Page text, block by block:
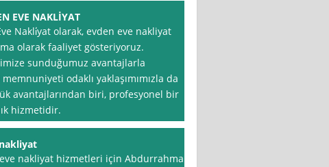
EVE NAKLİYAT
Nakli̇yat olarak, evden eve nakliyat
olarak faaliyet gösteriyoruz.
sunduğumuz avantajlarla
odaklı yaklaşımımızla da
avantajlarından biri, profesyonel bir
hizmetidir.
nakliyat hizmetleri için Abdurrahman